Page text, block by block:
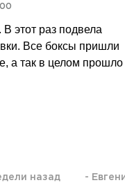
этот раз подвела
Все боксы пришли
а так в целом прошло
назад -